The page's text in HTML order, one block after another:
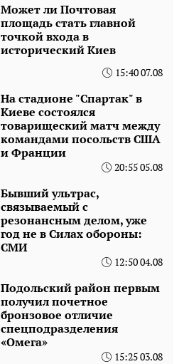
Может ли Почтовая
площадь стать главной
точкой входа в
исторический Киев
15:40 07.08
На стадионе "Спартак" в
Киеве состоялся
товарищеский матч между
командами посольств США
и Франции
20:55 05.08
Бывший ультрас,
связываемый с
резонансным делом, уже
год не в Силах обороны:
СМИ
12:50 04.08
Подольский район первым
получил почетное
бронзовое отличие
спецподразделения
«Омега»
15:25 03.08